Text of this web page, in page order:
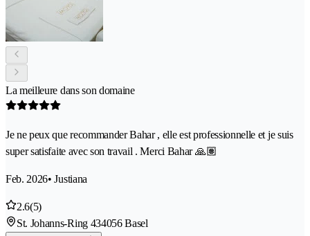
La meilleure dans son domaine
Je ne peux que recommander Bahar , elle est professionnelle et je suis
super satisfaite avec son travail . Merci Bahar 🙏🏽
Feb. 2026• Justiana
2.6(5)
St. Johanns-Ring 434056 Basel